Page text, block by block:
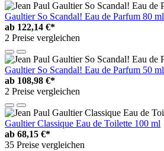
Gaultier So Scandal! Eau de Parfum 80 ml
ab 122,14 €*
2 Preise vergleichen
Gaultier So Scandal! Eau de Parfum 50 ml
ab 108,98 €*
2 Preise vergleichen
Gaultier Classique Eau de Toilette 100 ml
ab 68,15 €*
35 Preise vergleichen